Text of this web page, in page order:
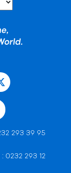
293 39 95
0232 293 12